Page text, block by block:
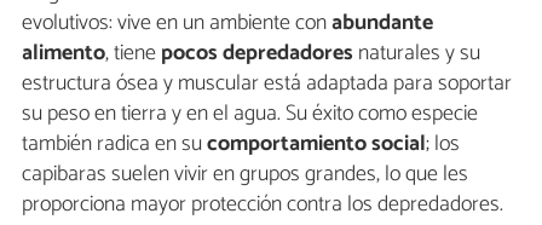
evolutivos: vive en un ambiente conabundante
alimento, tienepocos depredadores naturales y su
estructura ósea y muscular está adaptada para soportar
su peso en tierra y en el agua. Su éxito como especie
también radica en sucomportamiento social; los
capibaras suelen vivir en grupos grandes, lo que les
proporciona mayor protección contra los depredadores.